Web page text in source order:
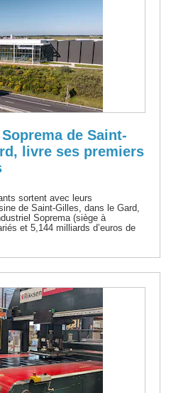
de Saint-
livre ses premiers
sortent avec leurs
de Saint-Gilles, dans le Gard,
Soprema (siège à
et 5,144 milliards d’euros de